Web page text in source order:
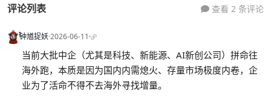
评论列表 查看 2 条评论
钟馗捉妖·2026-06-11·
当前大批中企（尤其是科技、新能源、AI新创公司）拼命往
海外跑，本质是因为国内内需熄火、存量市场极度内卷，企
业为了活命不得不去海外寻找增量。